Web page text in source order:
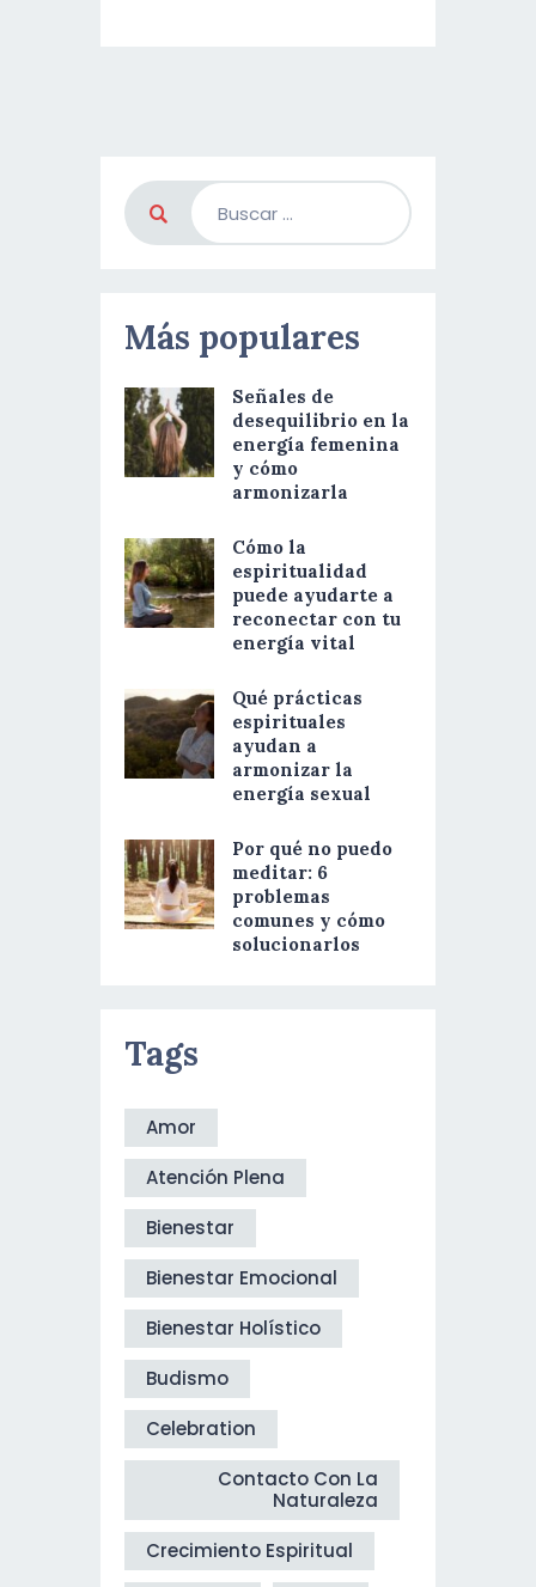
Más populares
Señales de
desequilibrio en la
energía femenina
y cómo
armonizarla
Cómo la
espiritualidad
puede ayudarte a
reconectar con tu
energía vital
Qué prácticas
espirituales
ayudan a
armonizar la
energía sexual
Por qué no puedo
meditar: 6
problemas
comunes y cómo
solucionarlos
Tags
Amor
Atención Plena
Bienestar
Bienestar Emocional
Bienestar Holístico
Budismo
Celebration
Contacto Con La
Naturaleza
Crecimiento Espiritual